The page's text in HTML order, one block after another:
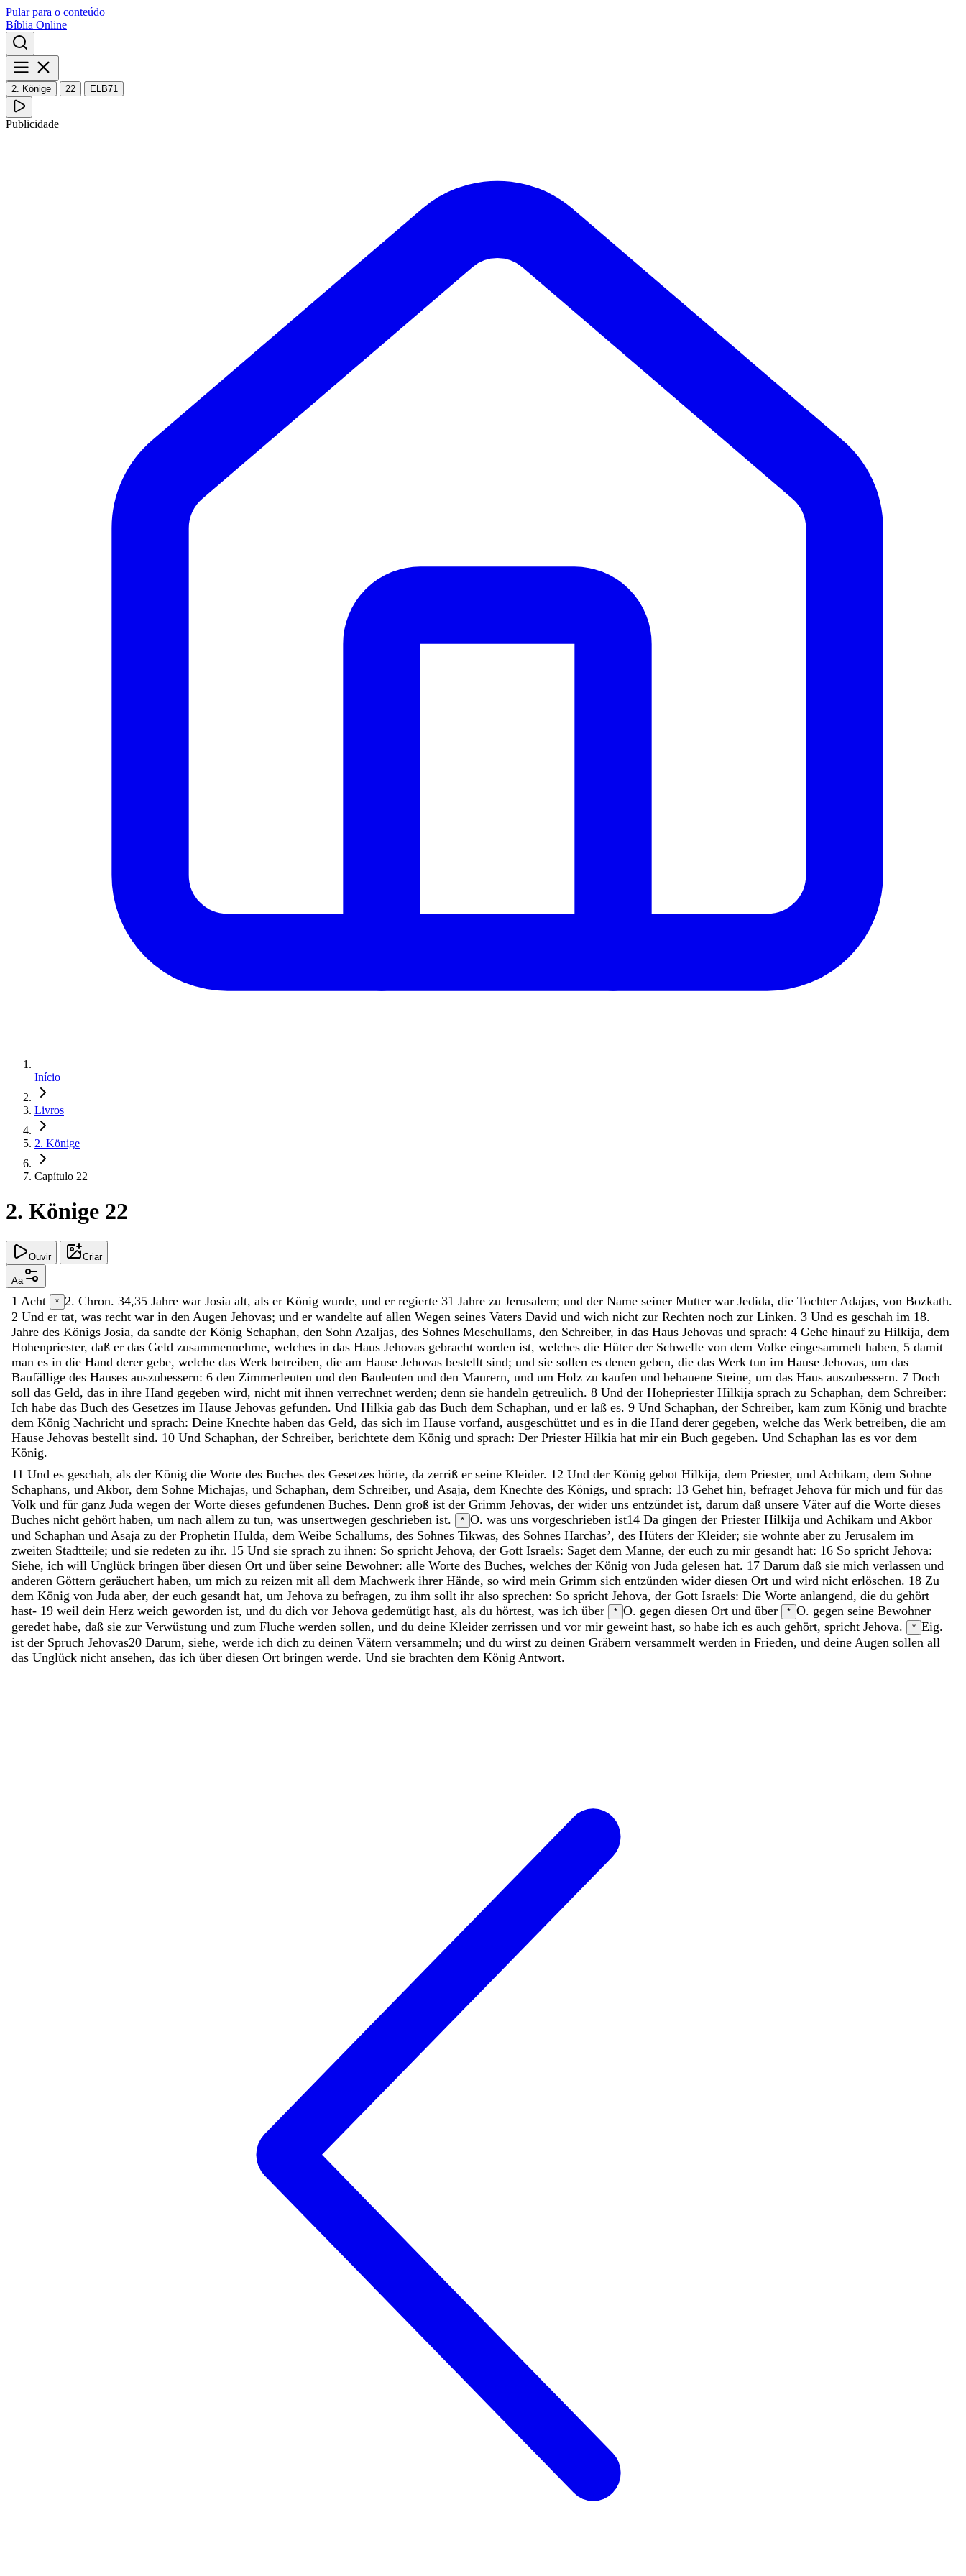
Pular para o conteúdo
Bíblia Online
2. Könige 22 ELB71
Publicidade
Início
Livros
2. Könige
Capítulo 22
2. Könige 22
Ouvir Criar
Aa
1 Acht * 2. Chron. 34,35 Jahre war Josia alt, als er König wurde, und er regierte 31 Jahre zu Jerusalem; und der Name seiner Mutter war Jedida, die Tochter Adajas, von Bozkath.
2 Und er tat, was recht war in den Augen Jehovas; und er wandelte auf allen Wegen seines Vaters David und wich nicht zur Rechten noch zur Linken. 3 Und es geschah im 18.
Jahre des Königs Josia, da sandte der König Schaphan, den Sohn Azaljas, des Sohnes Meschullams, den Schreiber, in das Haus Jehovas und sprach: 4 Gehe hinauf zu Hilkija, dem
Hohenpriester, daß er das Geld zusammennehme, welches in das Haus Jehovas gebracht worden ist, welches die Hüter der Schwelle von dem Volke eingesammelt haben, 5 damit
man es in die Hand derer gebe, welche das Werk betreiben, die am Hause Jehovas bestellt sind; und sie sollen es denen geben, die das Werk tun im Hause Jehovas, um das
Baufällige des Hauses auszubessern: 6 den Zimmerleuten und den Bauleuten und den Maurern, und um Holz zu kaufen und behauene Steine, um das Haus auszubessern. 7 Doch
soll das Geld, das in ihre Hand gegeben wird, nicht mit ihnen verrechnet werden; denn sie handeln getreulich. 8 Und der Hohepriester Hilkija sprach zu Schaphan, dem Schreiber:
Ich habe das Buch des Gesetzes im Hause Jehovas gefunden. Und Hilkia gab das Buch dem Schaphan, und er laß es. 9 Und Schaphan, der Schreiber, kam zum König und brachte
dem König Nachricht und sprach: Deine Knechte haben das Geld, das sich im Hause vorfand, ausgeschüttet und es in die Hand derer gegeben, welche das Werk betreiben, die am
Hause Jehovas bestellt sind. 10 Und Schaphan, der Schreiber, berichtete dem König und sprach: Der Priester Hilkia hat mir ein Buch gegeben. Und Schaphan las es vor dem
König.
11 Und es geschah, als der König die Worte des Buches des Gesetzes hörte, da zerriß er seine Kleider. 12 Und der König gebot Hilkija, dem Priester, und Achikam, dem Sohne
Schaphans, und Akbor, dem Sohne Michajas, und Schaphan, dem Schreiber, und Asaja, dem Knechte des Königs, und sprach: 13 Gehet hin, befraget Jehova für mich und für das
Volk und für ganz Juda wegen der Worte dieses gefundenen Buches. Denn groß ist der Grimm Jehovas, der wider uns entzündet ist, darum daß unsere Väter auf die Worte dieses
Buches nicht gehört haben, um nach allem zu tun, was unsertwegen geschrieben ist. * O. was uns vorgeschrieben ist14 Da gingen der Priester Hilkija und Achikam und Akbor
und Schaphan und Asaja zu der Prophetin Hulda, dem Weibe Schallums, des Sohnes Tikwas, des Sohnes Harchas’, des Hüters der Kleider; sie wohnte aber zu Jerusalem im
zweiten Stadtteile; und sie redeten zu ihr. 15 Und sie sprach zu ihnen: So spricht Jehova, der Gott Israels: Saget dem Manne, der euch zu mir gesandt hat: 16 So spricht Jehova:
Siehe, ich will Unglück bringen über diesen Ort und über seine Bewohner: alle Worte des Buches, welches der König von Juda gelesen hat. 17 Darum daß sie mich verlassen und
anderen Göttern geräuchert haben, um mich zu reizen mit all dem Machwerk ihrer Hände, so wird mein Grimm sich entzünden wider diesen Ort und wird nicht erlöschen. 18 Zu
dem König von Juda aber, der euch gesandt hat, um Jehova zu befragen, zu ihm sollt ihr also sprechen: So spricht Jehova, der Gott Israels: Die Worte anlangend, die du gehört
hast- 19 weil dein Herz weich geworden ist, und du dich vor Jehova gedemütigt hast, als du hörtest, was ich über * O. gegen diesen Ort und über * O. gegen seine Bewohner
geredet habe, daß sie zur Verwüstung und zum Fluche werden sollen, und du deine Kleider zerrissen und vor mir geweint hast, so habe ich es auch gehört, spricht Jehova. * Eig.
ist der Spruch Jehovas20 Darum, siehe, werde ich dich zu deinen Vätern versammeln; und du wirst zu deinen Gräbern versammelt werden in Frieden, und deine Augen sollen all
das Unglück nicht ansehen, das ich über diesen Ort bringen werde. Und sie brachten dem König Antwort.